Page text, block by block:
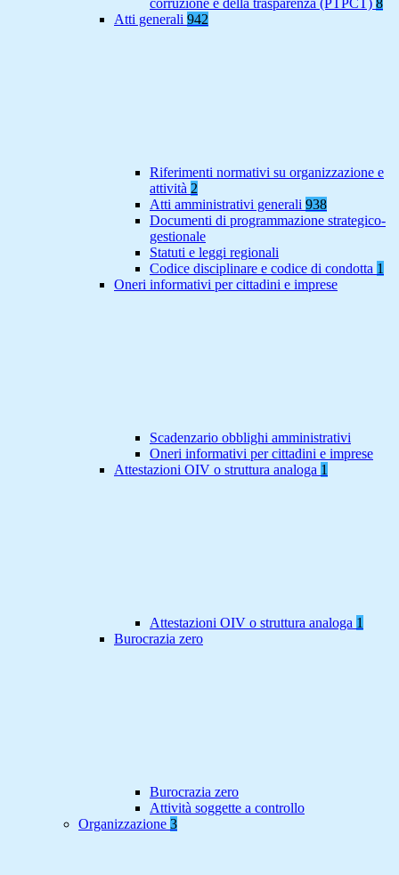
corruzione e della trasparenza (PTPCT) 8
Atti generali 942
Riferimenti normativi su organizzazione e
attività 2
Atti amministrativi generali 938
Documenti di programmazione strategico-
gestionale
Statuti e leggi regionali
Codice disciplinare e codice di condotta 1
Oneri informativi per cittadini e imprese
Scadenzario obblighi amministrativi
Oneri informativi per cittadini e imprese
Attestazioni OIV o struttura analoga 1
Attestazioni OIV o struttura analoga 1
Burocrazia zero
Burocrazia zero
Attività soggette a controllo
Organizzazione 3